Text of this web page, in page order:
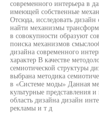
современного интерьера в
имеющей собственные
Отсюда, исследовать дизайн
найти механизмы
в совокупности образуют
поиска механизмов
дизайна современного
характер В качестве
семиотической структуры
выбрана методика
в «Системе моды» Данная
культурные представления
область дизайна дизайн
рекламы и т д